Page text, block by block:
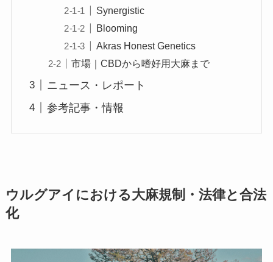
Synergistic
Blooming
Akras Honest Genetics
市場｜CBDから嗜好用大麻まで
ニュース・レポート
参考記事・情報
ウルグアイにおける大麻規制・法律と合法
化